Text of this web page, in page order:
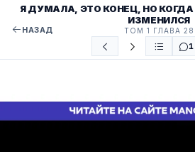
НАЗАД
Я ДУМАЛА, ЭТО КОНЕЦ, НО
ИЗМЕНИЛСЯ
ТОМ 1 ГЛАВА 28
1